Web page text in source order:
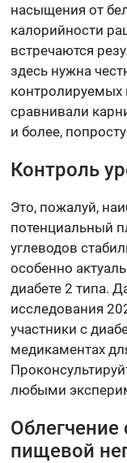
насыщения от
калорийности
встречаются
здесь нужна
контролируемых
сравнивали
и более,
Контроль
Это, пожалуй,
потенциальный
углеводов
особенно
диабете 2 типа.
исследования
участники с
медикаментах
любыми
пищевой